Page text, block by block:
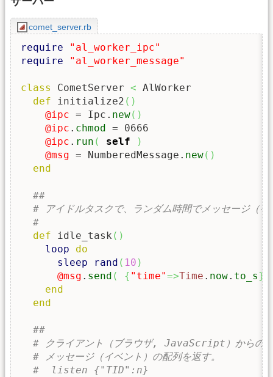
comet_server.rb
require
"al_worker_ipc"
require
"al_worker_message"
class CometServer < AlWorker
def initialize2 ( )
@ipc = Ipc. new( )
@ipc . chmod
= 0666
@ipc . run ( self
)
@msg = NumberedMessage. new( )
end
##
# アイドルタスクで、ランダム時間でメッセージ（イ
#
def idle_task ( )
loop
do
sleep
rand ( 10 )
@msg . send ( { "time"=>Time . now. to_s}
end
end
##
# クライアント（ブラウザ, JavaScript）からのリ
# メッセージ（イベント）の配列を返す。
#  listen {"TID":n}